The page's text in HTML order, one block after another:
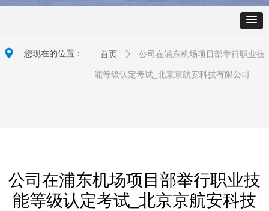
넹 您现在的位置： 首页 ꄲ 公司在浦东机场项目部举行职业技
能等级认定考试_北京京航安科技有限公司
公司在浦东机场项目部举行职业技
能等级认定考试_北京京航安科技